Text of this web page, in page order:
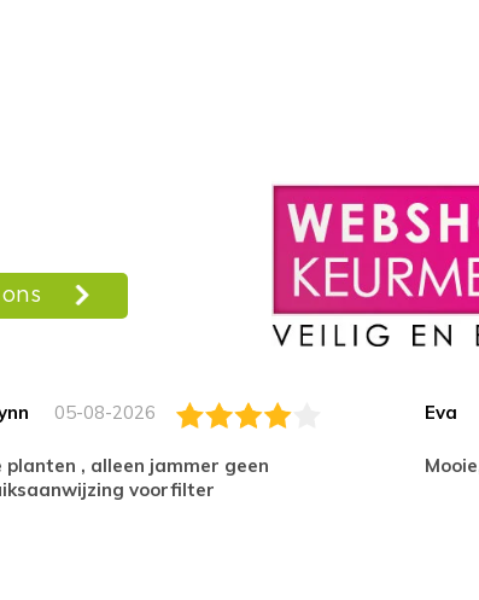
05-08-2026
voorfilter
Eva